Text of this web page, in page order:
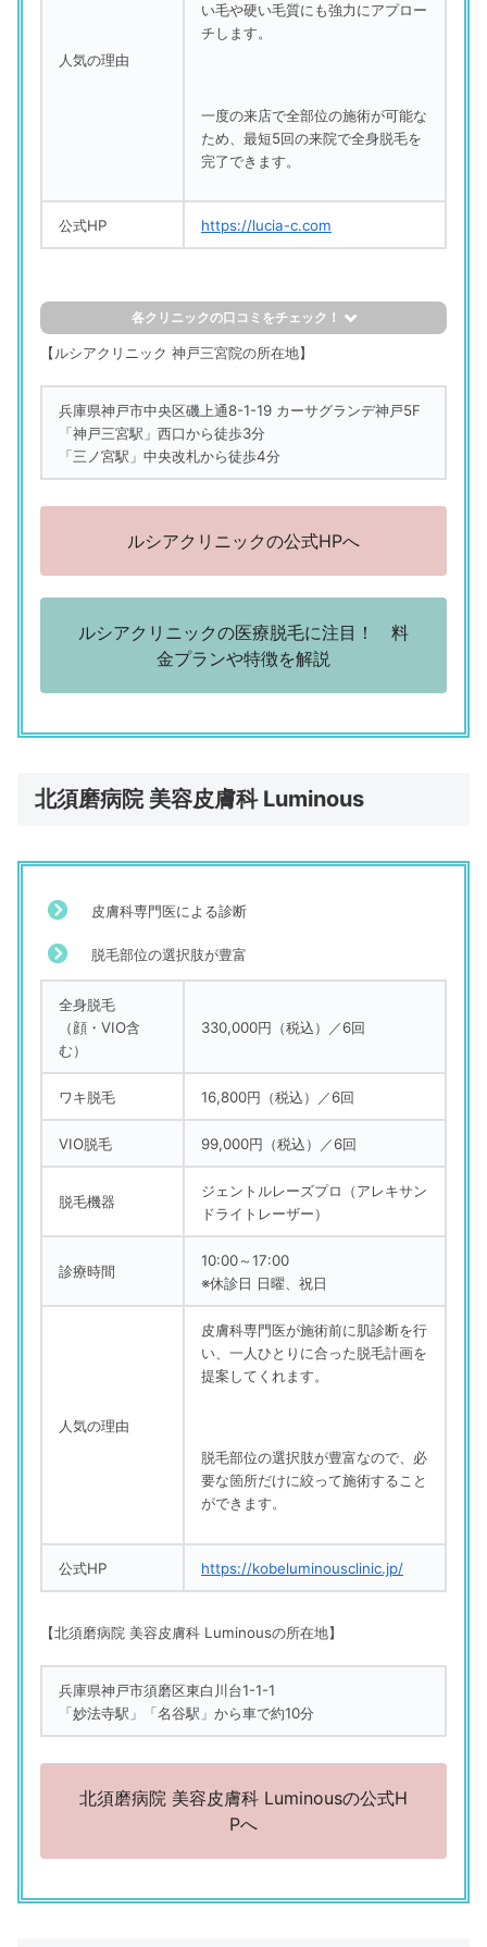
人気の理由
い毛や硬い毛質にも強力にアプロー
チします。
一度の来店で全部位の施術が可能な
ため、最短5回の来院で全身脱毛を
完了できます。
公式HP https://lucia-c.com
各クリニックの口コミをチェック！
ルシアクリニック 神戸三宮院
「テキパキとして、勧誘もなかったです」
（51歳／自営業・フリーランス／営業職）
ルシアクリニック 神戸三宮院
「立地。あとは紹介割で安くプランが組めた」
福祉系など）
ルシアクリニック 神戸三宮院
（43歳／正社員（一般事務）／技術職／研究開発、建設・建
築・設備工事、その他）
い」
ルシアクリニック 神戸三宮院
「待ち時間があった」
（60歳以上／正社員（一般事務）／その他／製造）
【ルシアクリニック 神戸三宮院の所在地】
兵庫県神戸市中央区磯上通8-1-19 カーサグランデ神戸5F
「神戸三宮駅」西口から徒歩3分
「三ノ宮駅」中央改札から徒歩4分
ルシアクリニックの公式HPへ
ルシアクリニックの医療脱毛に注目！ 料
金プランや特徴を解説
北須磨病院 美容皮膚科 Luminous
皮膚科専門医による診断
脱毛部位の選択肢が豊富
全身脱毛
（顔・VIO含
む）
330,000円（税込）／6回
ワキ脱毛 16,800円（税込）／6回
VIO脱毛 99,000円（税込）／6回
脱毛機器
ジェントルレーズプロ（アレキサン
ドライトレーザー）
診療時間
10:00～17:00
※休診日 日曜、祝日
人気の理由
皮膚科専門医が施術前に肌診断を行
い
一人ひとりに合った脱毛計画を
提案してくれます。
脱毛部位の選択肢が豊富なので、必
要な箇所だけに絞って施術すること
ができます。
公式HP https://kobeluminousclinic.jp/
【北須磨病院 美容皮膚科 Luminousの所在地】
兵庫県神戸市須磨区東白川台1-1-1
「妙法寺駅」「名谷駅」から車で約10分
北須磨病院 美容皮膚科 Luminousの公式H
Pへ